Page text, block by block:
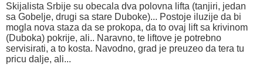
Skijalista Srbije su obecala dva polovna lifta (tanjiri, jedan
sa Gobelje, drugi sa stare Duboke)... Postoje iluzije da bi
mogla nova staza da se prokopa, da to ovaj lift sa krivinom
(Duboka) pokrije, ali.. Naravno, te liftove je potrebno
servisirati, a to kosta. Navodno, grad je preuzeo da tera tu
pricu dalje, ali...